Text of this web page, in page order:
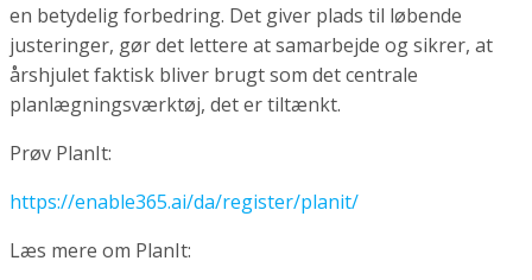
en betydelig forbedring. Det giver plads til løbende
justeringer, gør det lettere at samarbejde og sikrer, at
årshjulet faktisk bliver brugt som det centrale
planlægningsværktøj, det er tiltænkt.
Prøv PlanIt:
https://enable365.ai/da/register/planit/
Læs mere om PlanIt: